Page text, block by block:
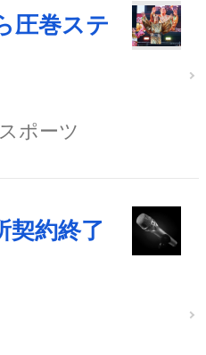
圧巻ステ
ポーツ
契約終了